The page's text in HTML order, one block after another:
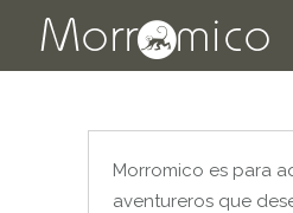
Morromico es para
aventureros que